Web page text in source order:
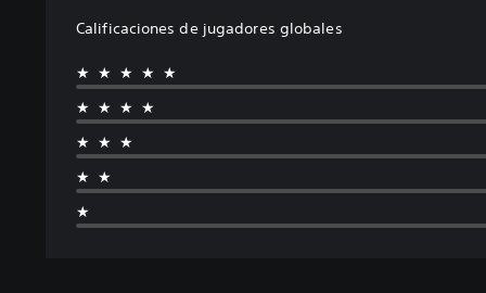
Calificaciones de jugadores globales
★★★★★
★★★★
★★★
★★
★